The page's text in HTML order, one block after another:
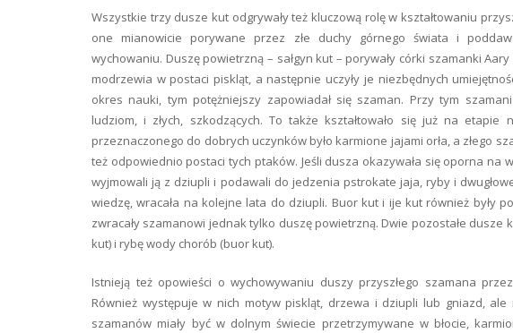
Wszystkie trzy dusze kut odgrywały też kluczową rolę w kształtowaniu
one mianowicie porywane przez złe duchy górnego świata i
wychowaniu. Duszę powietrzną – sałgyn kut – porywały córki szamanki
modrzewia w postaci piskląt, a następnie uczyły je niezbędnych
okres nauki, tym potężniejszy zapowiadał się szaman. Przy tym
ludziom, i złych, szkodzących. To także kształtowało się już na
przeznaczonego do dobrych uczynków było karmione jajami orła, a złego
też odpowiednio postaci tych ptaków. Jeśli dusza okazywała się oporna na
wyjmowali ją z dziupli i podawali do jedzenia pstrokate jaja, ryby i
wiedzę, wracała na kolejne lata do dziupli. Buor kut i ije kut również były
zwracały szamanowi jednak tylko duszę powietrzną. Dwie pozostałe dusze
kut) i rybę wody chorób (buor kut).
Istnieją też opowieści o wychowywaniu duszy przyszłego szamana
Również występuje w nich motyw piskląt, drzewa i dziupli lub gniazd,
szamanów miały być w dolnym świecie przetrzymywane w błocie,